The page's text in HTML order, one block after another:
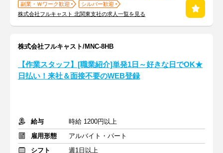
副業・Ｗワーク歓迎
シルバー歓迎
株式会社フルキャスト 北関東支社の求人一覧を見る
株式会社フルキャスト/MNC-8HB
【作業スタッフ】[職業紹介]単発1日～好きな日でOK★
日払い！来社＆面接不要のWEB登録
給与
時給 1200円以上
雇用形態
アルバイト・パート
シフト
週1日以上